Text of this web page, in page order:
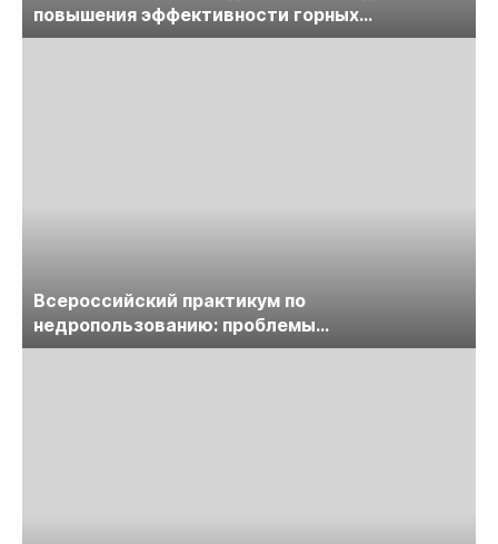
повышения эффективности горных
предприятий
Всероссийский практикум по
недропользованию: проблемы
лицензирования, цифровизации, экспертизы